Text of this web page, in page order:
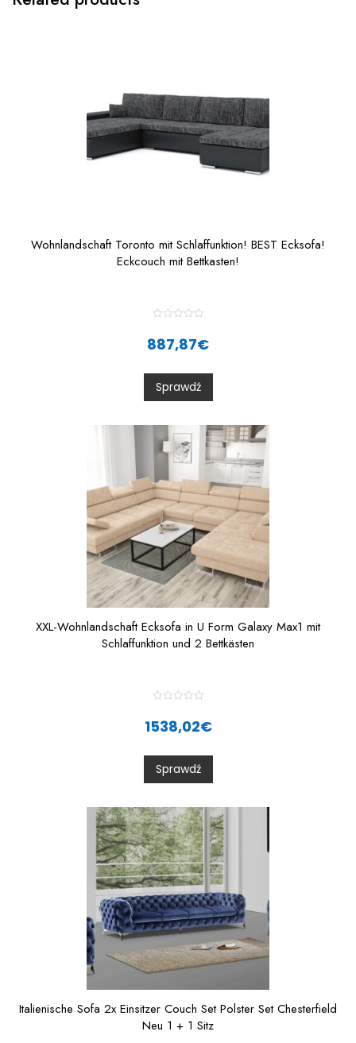
Wohnlandschaft Toronto mit Schlaffunktion! BEST Ecksofa!
Eckcouch mit Bettkasten!
a
t
0
o
u
t
887,87€
Sprawdź
XXL-Wohnlandschaft Ecksofa in U Form Galaxy Max1 mit
Schlaffunktion und 2 Bettkästen
t
0
o
u
t
5
1538,02€
Sprawdź
Italienische Sofa 2x Einsitzer Couch Set Polster Set Chesterfield
Neu 1 + 1 Sitz